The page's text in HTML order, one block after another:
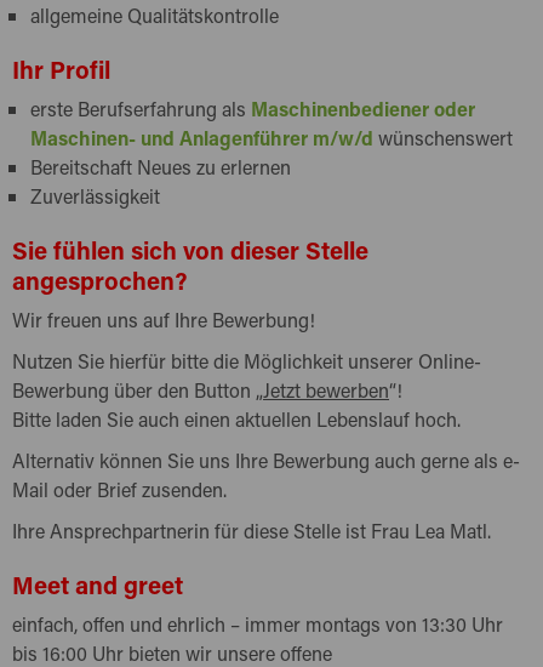
allgemeine Qualitätskontrolle
Ihr Profil
erste Berufserfahrung als Maschinenbediener oder
Maschinen- und Anlagenführer m/w/d wünschenswert
Bereitschaft Neues zu erlernen
Zuverlässigkeit
Sie fühlen sich von dieser Stelle
angesprochen?
Wir freuen uns auf Ihre Bewerbung!
Nutzen Sie hierfür bitte die Möglichkeit unserer Online-
Bewerbung über den Button „Jetzt bewerben“!
Bitte laden Sie auch einen aktuellen Lebenslauf hoch.
Alternativ können Sie uns Ihre Bewerbung auch gerne als e-
Mail oder Brief zusenden.
Ihre Ansprechpartnerin für diese Stelle ist Frau Lea Matl.
Meet and greet
einfach, offen und ehrlich – immer montags von 13:30 Uhr
bis 16:00 Uhr bieten wir unsere offene